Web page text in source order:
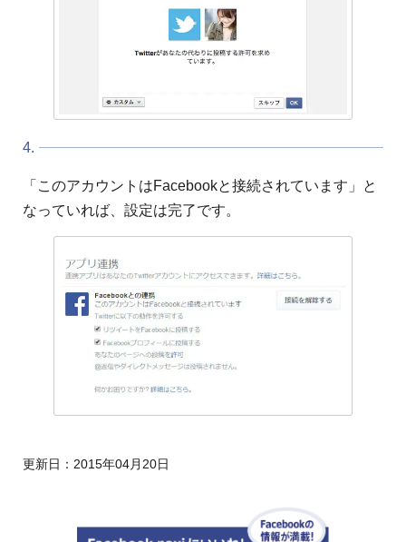
4.
「このアカウントはFacebookと接続されています」と
なっていれば、設定は完了です。
更新日： 2015年04月20日